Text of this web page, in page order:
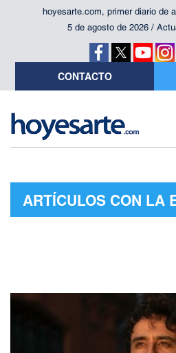
hoyesarte.com, primer diario de
5 de agosto de 2026 /
CONTACTO
ARTÍCULOS CON LA